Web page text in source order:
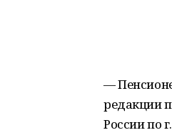
—
редакции
России по